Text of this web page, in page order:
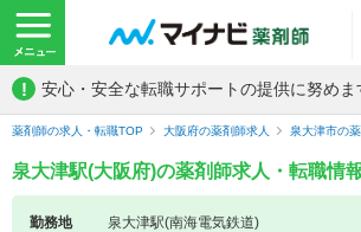
! 安心・安全な転職サポートの提供に努めま
薬剤師の求人・転職TOP 大阪府の薬剤師求人 泉大津市の
泉大津駅(大阪府)の薬剤師求人・転職情
勤務地
泉大津駅(南海電気鉄道)